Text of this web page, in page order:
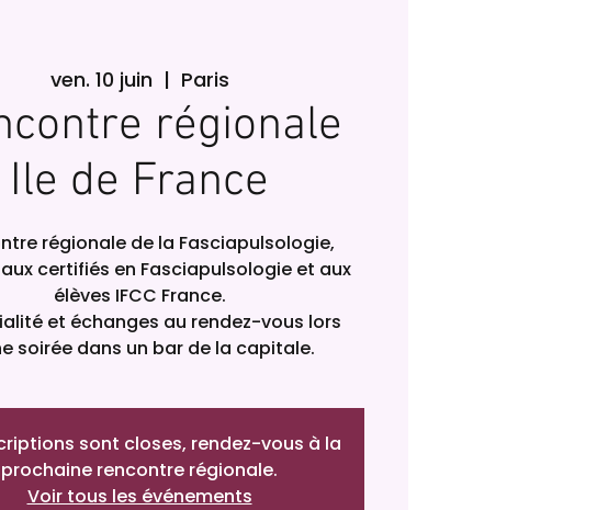
ven. 10 juin
  |
Paris
régionale
Ile de France
régionale de la Fasciapulsologie,
certifiés en Fasciapulsologie et aux
élèves IFCC France.
et échanges au rendez-vous lors
soirée dans un bar de la capitale.
sont closes, rendez-vous à la
prochaine rencontre régionale.
Voir tous les événements